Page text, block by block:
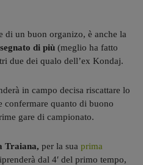
di un buon organizo, è anche la
segnato di più (meglio ha fatto
due dei qualo dell’ex Kondaj.
in campo decisa riscattare lo
quanto di buono
gare di campionato.
Traiana, per la sua prima
dal 4′ del primo tempo,